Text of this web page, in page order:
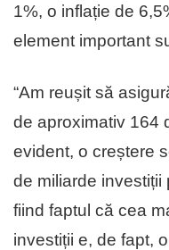
1%, o inflație de
element important
“Am reușit să
de aproximativ 164
evident, o creștere
de miliarde
fiind faptul că cea
investiții e, de fapt,